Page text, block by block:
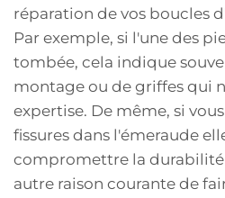
réparation de vos boucles
Par exemple, si l'une des
tombée, cela indique
montage ou de griffes qui
expertise. De même, si
fissures dans l'émeraude
compromettre la durabilité
autre raison courante de